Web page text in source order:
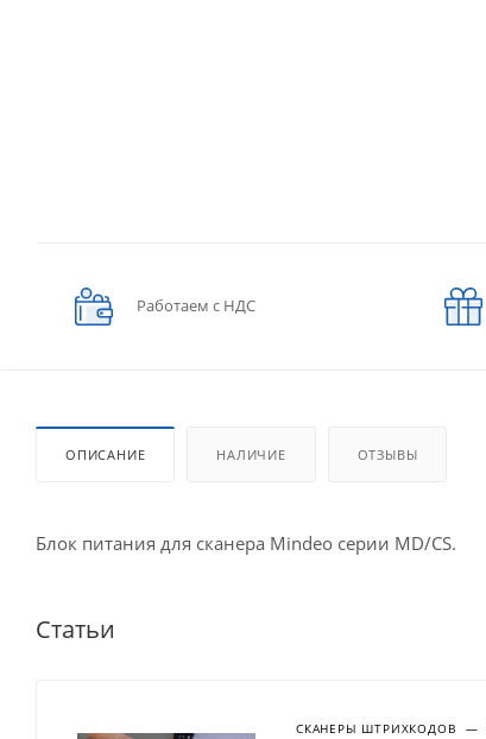
Работаем с НДС
ОПИСАНИЕ НАЛИЧИЕ ОТЗЫВЫ
Блок питания для сканера Mindeo серии MD/CS.
Статьи
СКАНЕРЫ ШТРИХКОДОВ —